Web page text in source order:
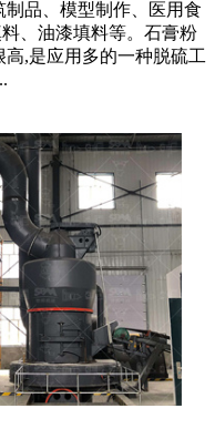
品、模型制作、医用食
、油漆填料等。石膏粉
,是应用多的一种脱硫工